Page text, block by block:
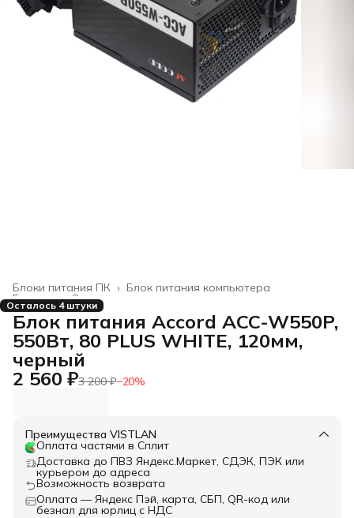
Блок питания компьютера
Блоки питания ПК ›
Электроника
Главная ›
Осталось 4 штуки
Блок питания Accord ACC-W550P,
550Вт, 80 PLUS WHITE, 120мм,
черный
2 560 ₽3 200 ₽−20%
Преимущества VISTLAN
Оплата частями в Сплит
Доставка до ПВЗ Яндекс.Маркет, СДЭК, ПЭК или
курьером до адреса
Возможность возврата
Оплата — Яндекс Пэй, карта, СБП, QR-код или
безнал для юрлиц с НДС